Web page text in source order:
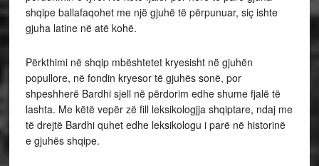
shqipe ballafaqohet me një gjuhë të përpunuar, siç ishte
gjuha latine në atë kohë.
Përkthimi në shqip mbështetet kryesisht në gjuhën
popullore, në fondin kryesor të gjuhës sonë, por
shpeshherë Bardhi sjell në përdorim edhe shume fjalë të
lashta. Me këtë vepër zë fill leksikologjja shqiptare, ndaj me
të drejtë Bardhi quhet edhe leksikologu i parë në historinë
e gjuhës shqipe.